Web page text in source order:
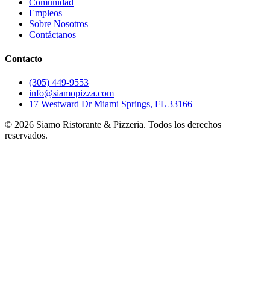
Comunidad
Empleos
Sobre Nosotros
Contáctanos
Contacto
(305) 449-9553
info@siamopizza.com
17 Westward Dr Miami Springs, FL 33166
© 2026 Siamo Ristorante & Pizzeria. Todos los derechos
reservados.